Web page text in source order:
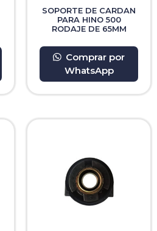
SOPORTE DE CARDAN
PARA HINO 500
RODAJE DE 65MM
Comprar por
WhatsApp